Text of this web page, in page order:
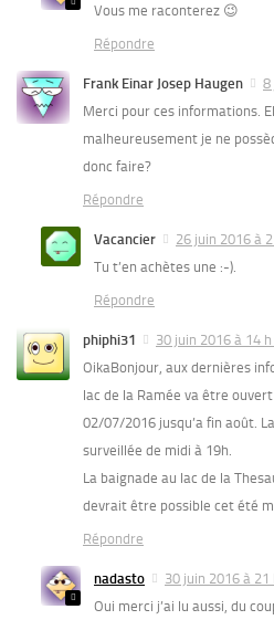
Vous me raconterez 😉
Répondre
Frank Einar Josep Haugen
8
Merci pour ces informations.
malheureusement je ne
donc faire?
Répondre
Vacancier
26 juin 2016 à
Tu t’en achètes une :-).
Répondre
phiphi31
30 juin 2016 à 14
OikaBonjour, aux dernières
lac de la Ramée va être
02/07/2016 jusqu’a fin août.
surveillée de midi à 19h.
La baignade au lac de la
devrait être possible cet été
Répondre
nadasto
30 juin 2016 à 21
Oui merci j’ai lu aussi, du